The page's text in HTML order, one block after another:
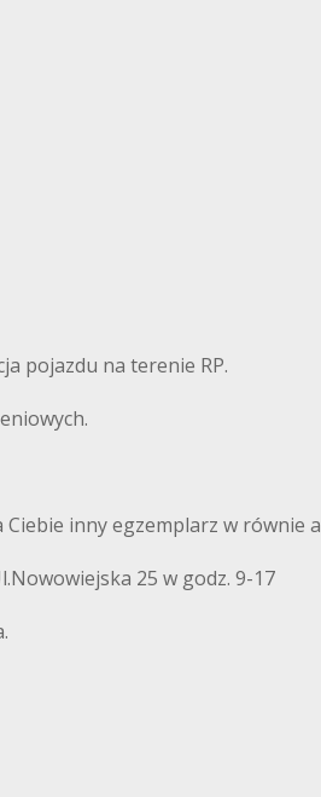
pojazdu na terenie RP.
inny egzemplarz w równie
25 w godz. 9-17